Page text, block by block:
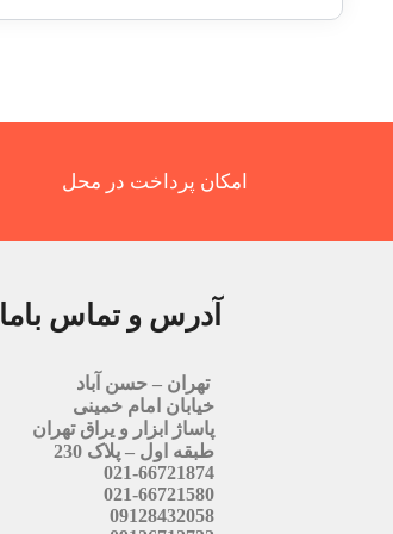
امکان پرداخت در محل
آدرس و تماس باما
تهران – حسن آباد
خیابان امام خمینی
پاساژ ابزار و یراق تهران
طبقه اول – پلاک 230
021-66721874
021-66721580
09128432058